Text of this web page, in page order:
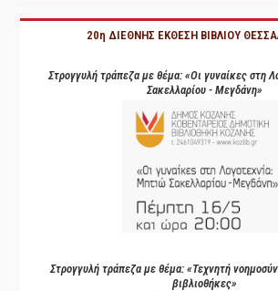
20η ΔΙΕΘΝΗΣ ΕΚΘΕΣΗ ΒΙΒΛΙΟΥ
Στρογγυλή τράπεζα με θέμα: «Οι γυναίκες στη
Σακελλαρίου - Μεγδάνη»
Στρογγυλή τράπεζα με θέμα: «Τεχνητή
βιβλιοθήκες»